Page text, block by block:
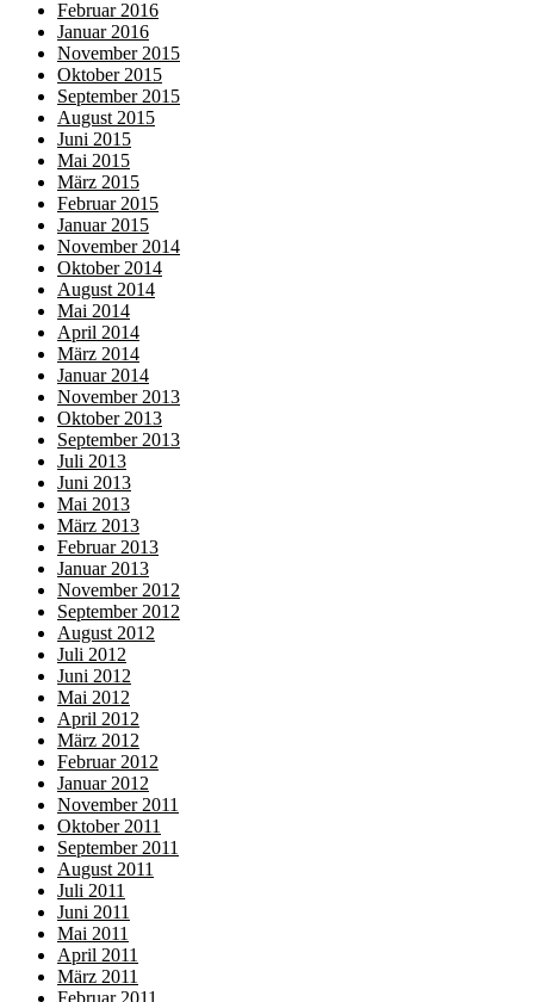
Februar 2016
Januar 2016
November 2015
Oktober 2015
September 2015
August 2015
Juni 2015
Mai 2015
März 2015
Februar 2015
Januar 2015
November 2014
Oktober 2014
August 2014
Mai 2014
April 2014
März 2014
Januar 2014
November 2013
Oktober 2013
September 2013
Juli 2013
Juni 2013
Mai 2013
März 2013
Februar 2013
Januar 2013
November 2012
September 2012
August 2012
Juli 2012
Juni 2012
Mai 2012
April 2012
März 2012
Februar 2012
Januar 2012
November 2011
Oktober 2011
September 2011
August 2011
Juli 2011
Juni 2011
Mai 2011
April 2011
März 2011
Februar 2011